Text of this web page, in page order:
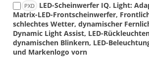
PXD
LED-Scheinwerfer IQ. Light:
Matrix-LED-Frontscheinwerfer,
schlechtes Wetter, dynamischer
Dynamic Light Assist, LED-
dynamischen Blinkern, LED-
und Markenlogo vorn